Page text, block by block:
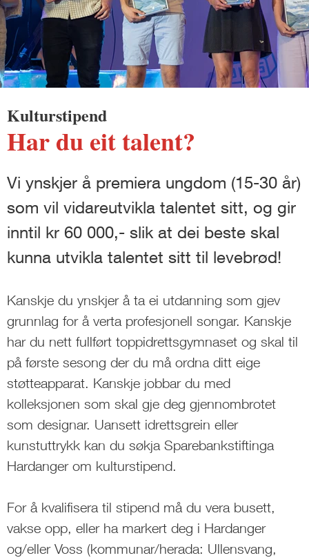
Kulturstipend
Har du eit talent?
Vi ynskjer å premiera ungdom (15-30 år)
som vil vidareutvikla talentet sitt, og gir
inntil kr 60 000,- slik at dei beste skal
kunna utvikla talentet sitt til levebrød!
Kanskje du ynskjer å ta ei utdanning som gjev
grunnlag for å verta profesjonell songar. Kanskje
har du nett fullført toppidrettsgymnaset og skal til
på første sesong der du må ordna ditt eige
støtteapparat. Kanskje jobbar du med
kolleksjonen som skal gje deg gjennombrotet
som designar. Uansett idrettsgrein eller
kunstuttrykk kan du søkja Sparebankstiftinga
Hardanger om kulturstipend.
For å kvalifisera til stipend må du vera busett,
vakse opp, eller ha markert deg i Hardanger
og/eller Voss (kommunar/herada: Ullensvang,